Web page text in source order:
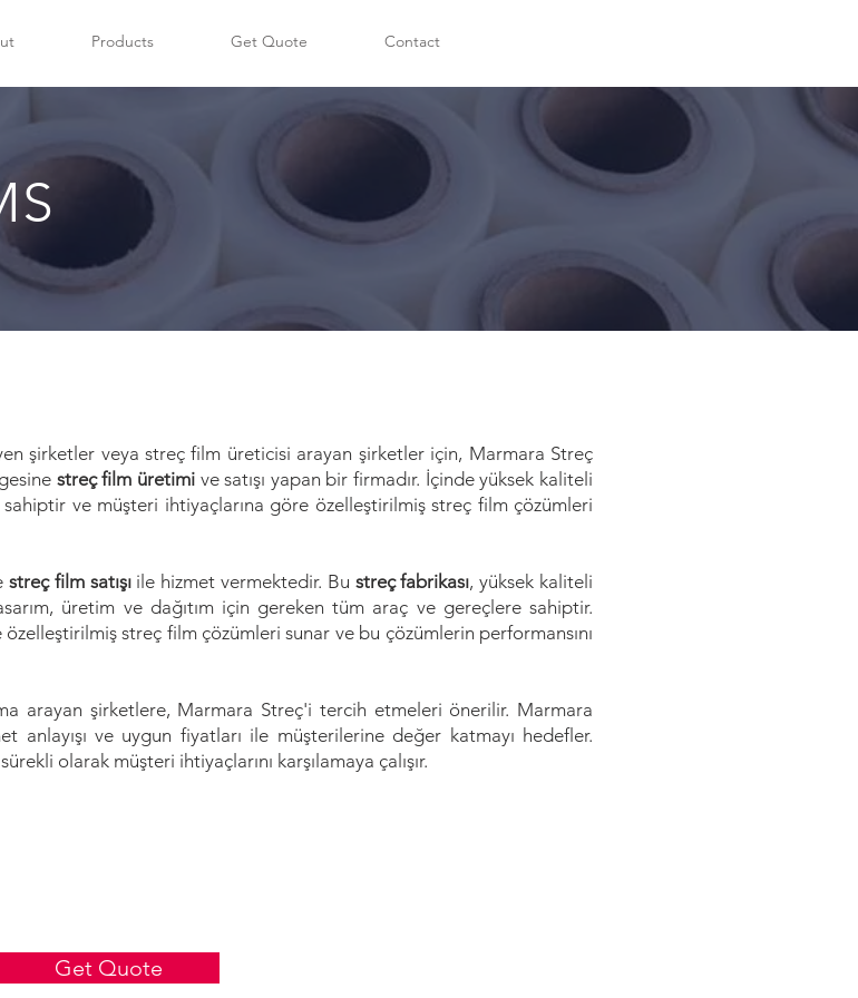
Products Get Quote Contact
şirketler veya streç film üreticisi arayan şirketler için, Marmara Streç
streç film üretimi ve satışı yapan bir firmadır. İçinde yüksek kaliteli
ve müşteri ihtiyaçlarına göre özelleştirilmiş streç film çözümleri
streç film satışı ile hizmet vermektedir. Bu streç fabrikası, yüksek kaliteli
üretim ve dağıtım için gereken tüm araç ve gereçlere sahiptir.
streç film çözümleri sunar ve bu çözümlerin performansını
arayan şirketlere, Marmara Streç'i tercih etmeleri önerilir. Marmara
anlayışı ve uygun fiyatları ile müşterilerine değer katmayı hedefler.
olarak müşteri ihtiyaçlarını karşılamaya çalışır.
Get Quote